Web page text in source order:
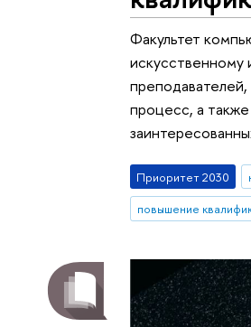
Факультет
искусственному
процесс, а
Приоритет 2030
повышение